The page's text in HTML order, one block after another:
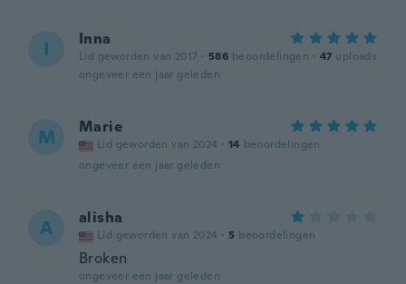
I Inna
Lid geworden van 2017 · 586 beoordelingen · 47 uploads
ongeveer een jaar geleden
M Marie
Lid geworden van 2024 · 14 beoordelingen
ongeveer een jaar geleden
A alisha
Lid geworden van 2024 · 5 beoordelingen
Broken
ongeveer een jaar geleden